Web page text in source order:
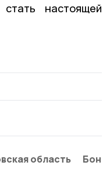
настоящей
область